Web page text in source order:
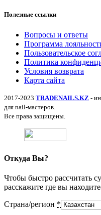
Полезные ссылки
Вопросы и ответы
Программа
Пользовательское
Политика
Условия возврата
Карта сайта
2017-2023 TRADENAILS.KZ -
для nail-мастеров.
Все права защищены.
Откуда Вы?
Чтобы быстро рассчитать
расскажите где вы
Страна/регион *